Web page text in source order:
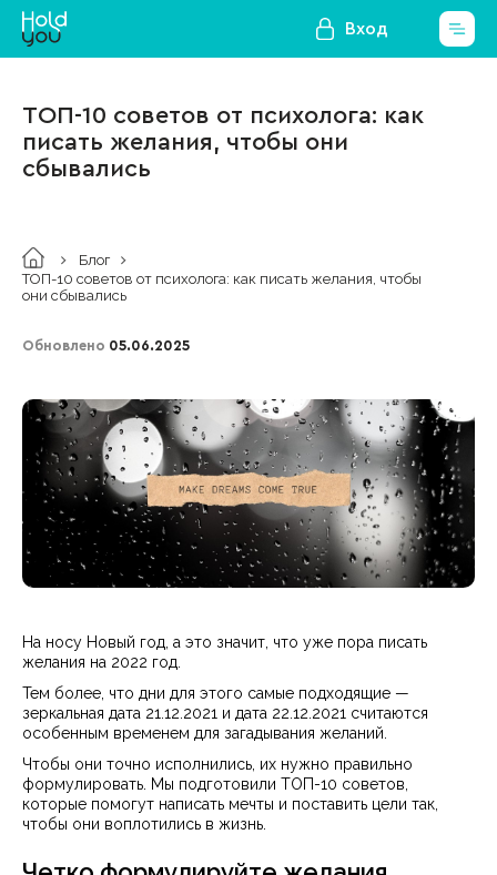
Вход
ТОП-10 советов от психолога: как
писать желания, чтобы они
сбывались
Блог
ТОП-10 советов от психолога: как писать желания, чтобы
они сбывались
Обновлено 05.06.2025
На носу Новый год, а это значит, что уже пора писать
желания на 2022 год.
Тем более, что дни для этого самые подходящие —
зеркальная дата 21.12.2021 и дата 22.12.2021 считаются
особенным временем для загадывания желаний.
Чтобы они точно исполнились, их нужно правильно
формулировать. Мы подготовили ТОП-10 советов,
которые помогут написать мечты и поставить цели так,
чтобы они воплотились в жизнь.